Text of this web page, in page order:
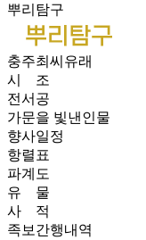
뿌리탐구
충주최씨유래
시 조
전서공
가문을 빛낸인물
향사일정
항렬표
파계도
유 물
사 적
족보간행내역